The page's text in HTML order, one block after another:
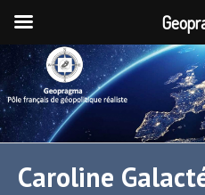
Caroline